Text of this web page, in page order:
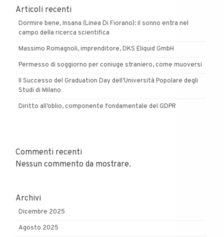
Articoli recenti
Dormire bene, Insana (Linea Di Fiorano): il sonno entra nel
campo della ricerca scientifica
Massimo Romagnoli, imprenditore, DKS Eliquid GmbH
Permesso di soggiorno per coniuge straniero, come muoversi
Il Successo del Graduation Day dell’Università Popolare degli
Studi di Milano
Diritto all’oblio, componente fondamentale del GDPR
Commenti recenti
Nessun commento da mostrare.
Archivi
Dicembre 2025
Agosto 2025